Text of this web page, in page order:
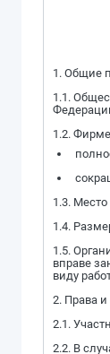
1. Общие
1.1.
1.2.
1.3.
1.4.
1.5.
вправе
виду
2. Права и
2.1.
2.2. В